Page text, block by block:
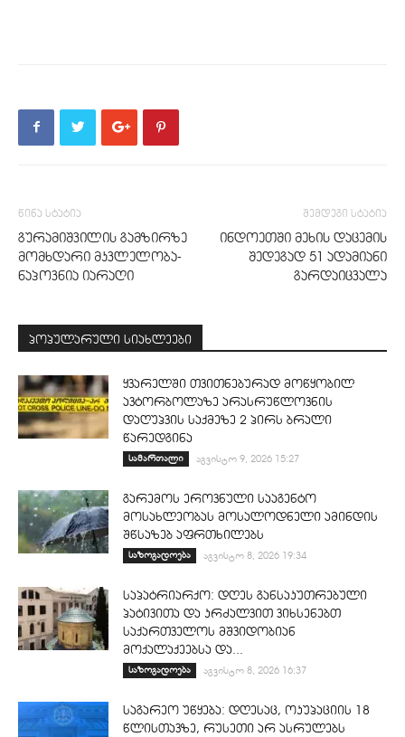
წინა სტატია
გურამიშვილის გამზირზე
მომხდარი მკვლელობა-
ნაპოვნია იარაღი
შემდეგი სტატია
ინდოეთში მეხის დაცემის
შედეგად 51 ადამიანი
გარდაიცვალა
პოპულარული სიახლეები
ყვარელში თვითნებურად მოწყობილ
ავტორბოლაზე არასრუწლოვნის
დაღუპვის საქმეზე 2 პირს ბრალი
წარედგინა
სამართალი აგვისტო 9, 2026 15:27
გარემოს ეროვნული სააგენტო
მოსახლეობას მოსალოდნელი ამინდის
შწსაზებ აფრთხილებს
საზოგადოება აგვისტო 8, 2026 19:34
საპატრიარქო: დღეს განსაკუთრებული
პატივითა და კრძალვით ვიხსენებთ
საქართველოს მშვიდობიან
მოქალაქეებსა და...
საზოგადოება აგვისტო 8, 2026 16:37
საგარეო უწყება: დღესაც, ოკუპაციის 18
წლისთავზე, რუსეთი არ ასრულებს